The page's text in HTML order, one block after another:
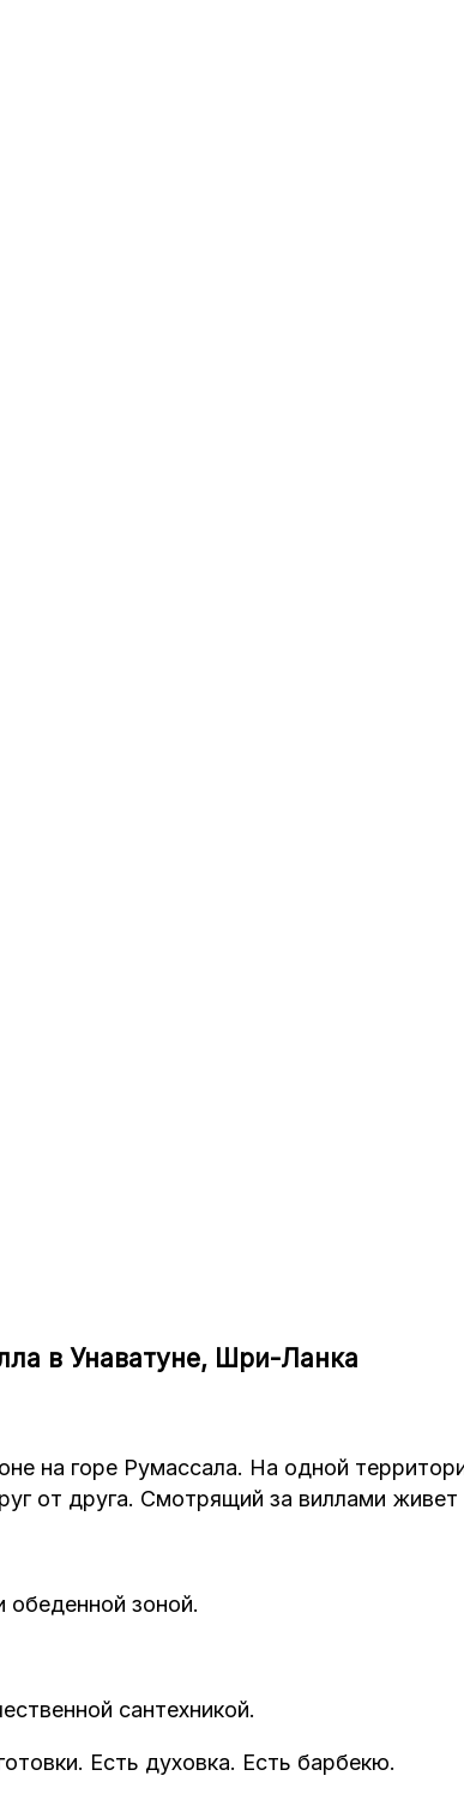
в Унаватуне, Шри-Ланка
на горе Румассала. На одной
от друга. Смотрящий за виллами живет
обеденной зоной.
сантехникой.
Есть духовка. Есть барбекю.